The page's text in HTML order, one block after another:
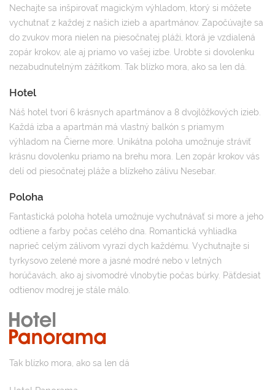
Nechajte sa inšpirovať magickým výhladom, ktorý si môžete
vychutnať z každej z našich izieb a apartmánov. Započúvajte sa
do zvukov mora nielen na piesočnatej pláži, ktorá je vzdialená
zopár krokov, ale aj priamo vo vašej izbe. Urobte si dovolenku
nezabudnutelným zážitkom. Tak blízko mora, ako sa len dá.
Hotel
Náš hotel tvorí 6 krásnych apartmánov a 8 dvojlôžkových izieb.
Každá izba a apartmán má vlastný balkón s priamym
výhladom na Čierne more. Unikátna poloha umožnuje stráviť
krásnu dovolenku priamo na brehu mora. Len zopár krokov vás
delí od piesočnatej pláže a blízkeho zálivu Nesebar.
Poloha
Fantastická poloha hotela umožnuje vychutnávať si more a jeho
odtiene a farby počas celého dna. Romantická vyhliadka
naprieč celým zálivom vyrazí dych každému. Vychutnajte si
tyrkysovo zelené more a jasné modré nebo v letných
horúčavách, ako aj sivomodré vlnobytie počas búrky. Päťdesiat
odtienov modrej je stále málo.
Tak blízko mora, ako sa len dá